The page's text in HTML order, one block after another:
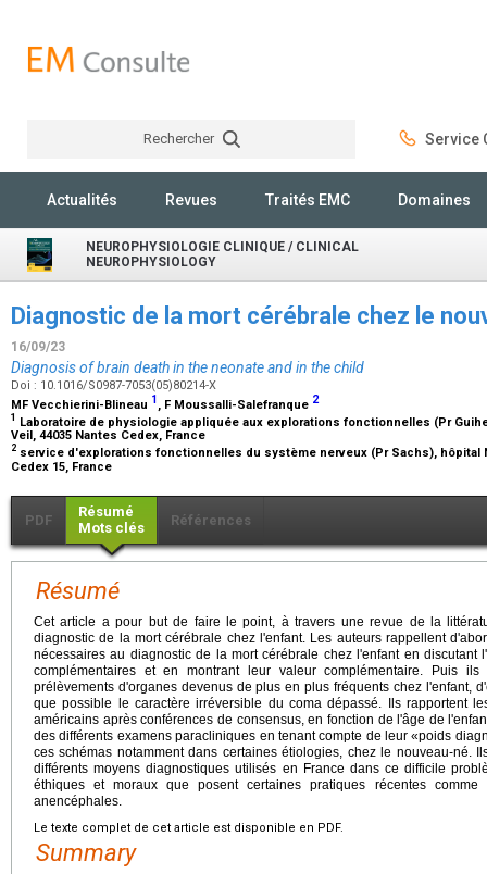
Rechercher Service
Actualités Revues Traités EMC Domaines
NEUROPHYSIOLOGIE CLINIQUE / CLINICAL
NEUROPHYSIOLOGY
Diagnostic de la mort cérébrale chez le
16/09/23
Diagnosis of brain death in the neonate and in the child
Doi : 10.1016/S0987-7053(05)80214-X
MF Vecchierini-Blineau 1 , F Moussalli-Salefranque 2
1 Laboratoire de physiologie appliquée aux explorations fonctionnelles (Pr
Veil, 44035 Nantes Cedex, France
2 service d'explorations fonctionnelles du système nerveux (Pr Sachs), hôpital
Cedex 15, France
PDF
Résumé
Mots clés
Références
Résumé
Cet article a pour but de faire le point, à travers une revue de la
diagnostic de la mort cérébrale chez l'enfant. Les auteurs rappellent
nécessaires au diagnostic de la mort cérébrale chez l'enfant en discutant
complémentaires et en montrant leur valeur complémentaire. Puis
prélèvements d'organes devenus de plus en plus fréquents chez l'enfant,
que possible le caractère irréversible du coma dépassé. Ils rapportent
américains après conférences de consensus, en fonction de l'âge de
des différents examens paracliniques en tenant compte de leur «poids
ces schémas notamment dans certaines étiologies, chez le nouveau-né.
différents moyens diagnostiques utilisés en France dans ce difficile
éthiques et moraux que posent certaines pratiques récentes
anencéphales.
Le texte complet de cet article est disponible en PDF.
Summary